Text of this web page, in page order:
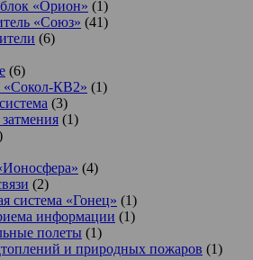
«Орион» (1)
«Союз» (41)
(6)
(6)
КВ2» (1)
(3)
(1)
(4)
(2)
система «Гонец» (1)
информации (1)
полеты (1)
и природных пожаров (1)